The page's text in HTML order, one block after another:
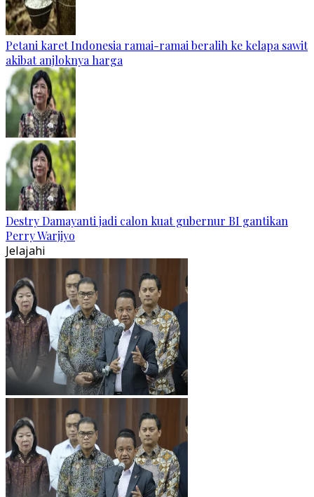
Petani karet Indonesia ramai-ramai beralih ke kelapa sawit
akibat anjloknya harga
Destry Damayanti jadi calon kuat gubernur BI gantikan
Perry Warjiyo
Jelajahi